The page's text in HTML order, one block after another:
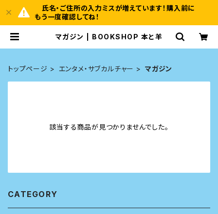
氏名・ご住所の入力ミスが増えています！購入前に
もう一度確認してね！
マガジン | BOOKSHOP 本と羊
トップページ エンタメ・サブカルチャー マガジン
該当する商品が見つかりませんでした。
CATEGORY